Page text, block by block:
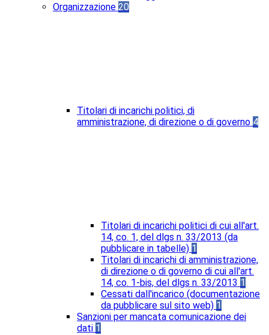
Organizzazione 20
Titolari di incarichi politici, di
amministrazione, di direzione o di governo 4
Titolari di incarichi politici di cui all'art.
14, co. 1, del dlgs n. 33/2013 (da
pubblicare in tabelle) 1
Titolari di incarichi di amministrazione,
di direzione o di governo di cui all'art.
14, co. 1-bis, del dlgs n. 33/2013 1
Cessati dall'incarico (documentazione
da pubblicare sul sito web) 1
Sanzioni per mancata comunicazione dei
dati 1